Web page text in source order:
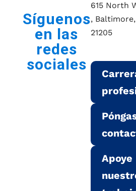
Síguenos
en las
redes
sociales
615 North
, Baltimore,
21205
Apoye